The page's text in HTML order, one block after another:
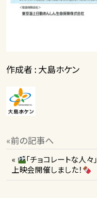
作成者 : 大島ホケン
«前の記事へ
«
「チョコレートな人々」
上映会開催しました！